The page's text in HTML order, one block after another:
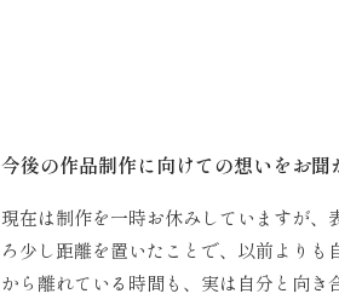
今後の作品制作に向けての想いをお聞
現在は制作を一時お休みしていますが
ろ少し距離を置いたことで、以前より
から離れている時間も、実は自分と向き